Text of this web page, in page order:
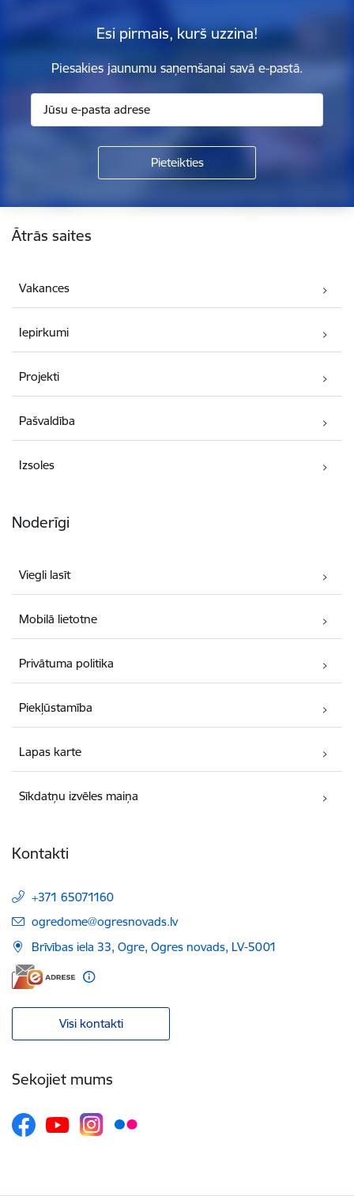
Esi pirmais, kurš uzzina!
Piesakies jaunumu saņemšanai savā e-pastā.
Ātrās saites
Vakances
Iepirkumi
Projekti
Pašvaldība
Izsoles
Noderīgi
Viegli lasīt
Mobilā lietotne
Privātuma politika
Piekļūstamība
Lapas karte
Sīkdatņu izvēles maiņa
Kontakti
+371 65071160
E-pasts:
ogredome@ogresnovads.lv
Brīvības iela 33, Ogre, Ogres novads, LV-5001
Visi kontakti
Sekojiet mums